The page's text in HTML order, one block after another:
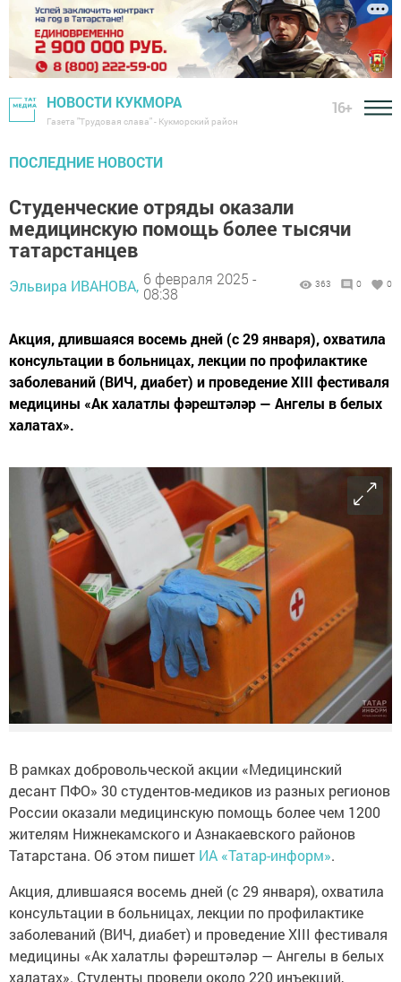
НОВОСТИ КУКМОРА
Газета "Трудовая слава" - Кукморский район
16+
ПОСЛЕДНИЕ НОВОСТИ
Студенческие отряды оказали
медицинскую помощь более тысячи
татарстанцев
Эльвира ИВАНОВА, 6 февраля 2025 -
08:38
363 0 0
Акция, длившаяся восемь дней (с 29 января), охватила
консультации в больницах, лекции по профилактике
заболеваний (ВИЧ, диабет) и проведение XIII фестиваля
медицины «Ак халатлы фәрештәләр — Ангелы в белых
халатах».
В рамках добровольческой акции «Медицинский
десант ПФО» 30 студентов-медиков из разных регионов
России оказали медицинскую помощь более чем 1200
жителям Нижнекамского и Азнакаевского районов
Татарстана. Об этом пишет ИА «Татар-информ».
Акция, длившаяся восемь дней (с 29 января), охватила
консультации в больницах, лекции по профилактике
заболеваний (ВИЧ, диабет) и проведение XIII фестиваля
медицины «Ак халатлы фәрештәләр — Ангелы в белых
халатах». Студенты провели около 220 инъекций,